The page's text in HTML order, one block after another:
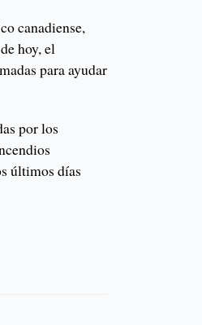
canadiense,
hoy, el
para ayudar
por los
últimos días